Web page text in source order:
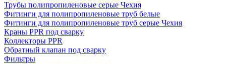
Трубы полипропиленовые серые Чехия
Фитинги для полипропиленовые труб белые
Фитинги для полипропиленовые труб серые Чехия
Краны PPR под сварку
Коллекторы PPR
Обратный клапан под сварку
Фильтры